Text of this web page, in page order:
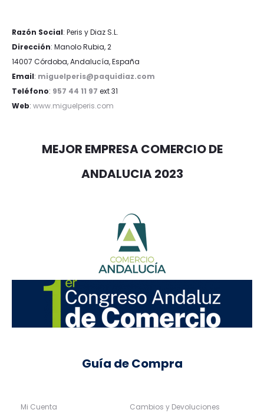
Razón Social: Peris y Diaz S.L.
Dirección: Manolo Rubia, 2
14007 Córdoba, Andalucía, España
Email: miguelperis@paquidiaz.com
Teléfono: 957 44 11 97 ext 31
Web: www.miguelperis.com
MEJOR EMPRESA COMERCIO DE
ANDALUCIA 2023
Guía de Compra
Mi Cuenta Cambios y Devoluciones